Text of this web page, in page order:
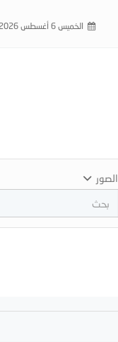
الخميس 6 أغسطس 2026 |
الصور